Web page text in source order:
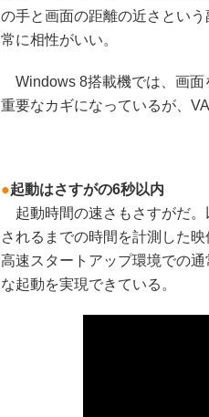
の手と画面の距離の近さとい
常に相性がいい。
Windows 8搭載機では、画面
重要なカギになっているが、
●起動はさすがの6秒以内
起動時間の速さもさすがだ。
されるまでの時間を計測した
高速スタートアップ環境での
な起動を実現できている。